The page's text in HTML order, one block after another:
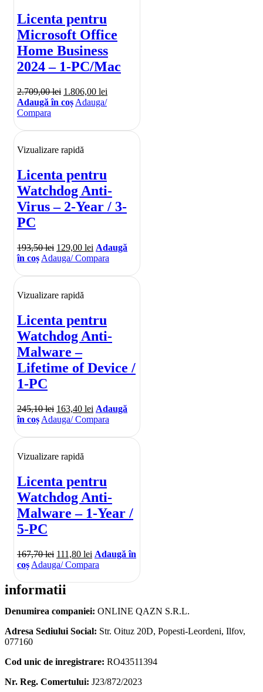
Licenta pentru
Microsoft Office
Home Business
2024 – 1-PC/Mac
2.709,00lei 1.806,00 lei
Adaugă în coș Adauga/
Compara
Vizualizare rapidă
Licenta pentru
Watchdog Anti-
Virus – 2-Year / 3-
PC
193,50lei 129,00 lei Adaugă
în coș Adauga/ Compara
Vizualizare rapidă
Licenta pentru
Watchdog Anti-
Malware –
Lifetime of Device /
1-PC
245,10lei 163,40 lei Adaugă
în coș Adauga/ Compara
Vizualizare rapidă
Licenta pentru
Watchdog Anti-
Malware – 1-Year /
5-PC
167,70lei 111,80 lei Adaugă în
coș Adauga/ Compara
informatii
Denumirea companiei: ONLINE QAZN S.R.L.
Adresa Sediului Social: Str. Oituz 20D, Popesti-Leordeni, Ilfov,
077160
Cod unic de inregistrare: RO43511394
Nr. Reg. Comertului: J23/872/2023